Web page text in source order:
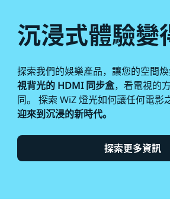
沉浸式體驗變
探索我們的娛樂產品，讓您的空間
視背光的 HDMI 同步盒，看電視的
同。 探索 WiZ 燈光如何讓任何電影
迎來到沉浸的新時代。
探索更多資訊